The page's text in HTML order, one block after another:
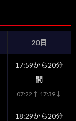
20日
17:59から20分
間
07:22↑ 17:39↓
18:29から20分